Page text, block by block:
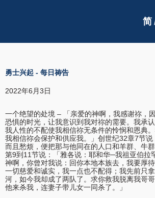
简
勇士兴起 - 每日祷告
2022年6月3日
一个绝望的处境 – 「亲爱的神啊，我感谢祢，
恐惧的时光，让我意识到我对祢的需要。我承认
我人性的不配使我相信祢无条件的怜悯和恩典。
我相信祢会保护和供应我。」创世纪32章7节说
而且愁烦，便把那与他同在的人口和羊群、牛群
第9到11节说：「雅各说：耶和华─我祖亚伯拉
神啊，你曾对我说：回你本地本族去，我要厚
一切慈爱和诚实，我一点也不配得；我先前只
河，如今我却成了两队了。求你救我脱离我哥
他来杀我，连妻子带儿女一同杀了。」